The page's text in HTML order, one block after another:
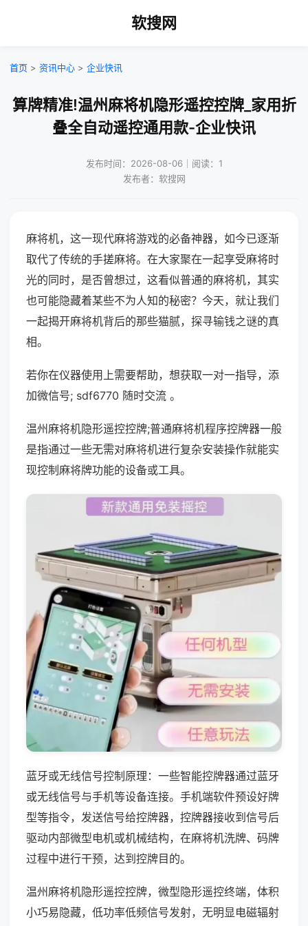
软搜网
首页 > 资讯中心 > 企业快讯
算牌精准!温州麻将机隐形遥控控牌_家用折
叠全自动遥控通用款-企业快讯
发布时间：2026-08-06｜阅读：1
发布者：软搜网
麻将机，这一现代麻将游戏的必备神器，如今已逐渐
取代了传统的手搓麻将。在大家聚在一起享受麻将时
光的同时，是否曾想过，这看似普通的麻将机，其实
也可能隐藏着某些不为人知的秘密？今天，就让我们
一起揭开麻将机背后的那些猫腻，探寻输钱之谜的真
相。
若你在仪器使用上需要帮助，想获取一对一指导，添
加微信号; sdf6770 随时交流 。
温州麻将机隐形遥控控牌;普通麻将机程序控牌器一般
是指通过一些无需对麻将机进行复杂安装操作就能实
现控制麻将牌功能的设备或工具。
蓝牙或无线信号控制原理：一些智能控牌器通过蓝牙
或无线信号与手机等设备连接。手机端软件预设好牌
型等指令，发送信号给控牌器，控牌器接收到信号后
驱动内部微型电机或机械结构，在麻将机洗牌、码牌
过程中进行干预，达到控牌目的。
温州麻将机隐形遥控控牌，微型隐形遥控终端，体积
小巧易隐藏，低功率低频信号发射，无明显电磁辐射